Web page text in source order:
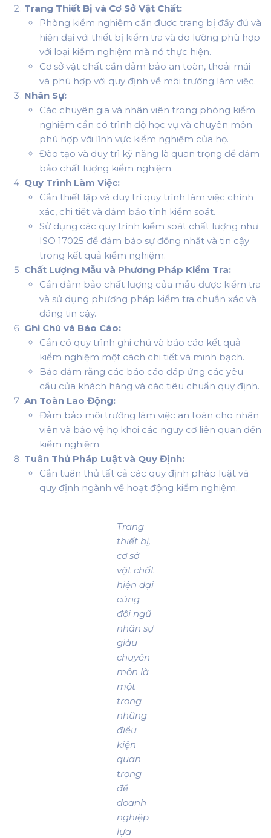
Trang Thiết Bị và Cơ Sở Vật Chất:
Phòng kiểm nghiệm cần được trang bị đầy đủ và
hiện đại với thiết bị kiểm tra và đo lường phù hợp
với loại kiểm nghiệm mà nó thực hiện.
Cơ sở vật chất cần đảm bảo an toàn, thoải mái
và phù hợp với quy định về môi trường làm việc.
Nhân Sự:
Các chuyên gia và nhân viên trong phòng kiểm
nghiệm cần có trình độ học vụ và chuyên môn
phù hợp với lĩnh vực kiểm nghiệm của họ.
Đào tạo và duy trì kỹ năng là quan trọng để đảm
bảo chất lượng kiểm nghiệm.
Quy Trình Làm Việc:
Cần thiết lập và duy trì quy trình làm việc chính
xác, chi tiết và đảm bảo tính kiểm soát.
Sử dụng các quy trình kiểm soát chất lượng như
ISO 17025 để đảm bảo sự đồng nhất và tin cậy
trong kết quả kiểm nghiệm.
Chất Lượng Mẫu và Phương Pháp Kiểm Tra:
Cần đảm bảo chất lượng của mẫu được kiểm tra
và sử dụng phương pháp kiểm tra chuẩn xác và
đáng tin cậy.
Ghi Chú và Báo Cáo:
Cần có quy trình ghi chú và báo cáo kết quả
kiểm nghiệm một cách chi tiết và minh bạch.
Bảo đảm rằng các báo cáo đáp ứng các yêu
cầu của khách hàng và các tiêu chuẩn quy định.
An Toàn Lao Động:
Đảm bảo môi trường làm việc an toàn cho nhân
viên và bảo vệ họ khỏi các nguy cơ liên quan đến
kiểm nghiệm.
Tuân Thủ Pháp Luật và Quy Định:
Cần tuân thủ tất cả các quy định pháp luật và
quy định ngành về hoạt động kiểm nghiệm.
Trang
thiết bị,
cơ sở
vật chất
hiện đại
cùng
đội ngũ
nhân sự
giàu
chuyên
môn là
một
trong
những
điều
kiện
quan
trọng
để
doanh
nghiệp
lựa